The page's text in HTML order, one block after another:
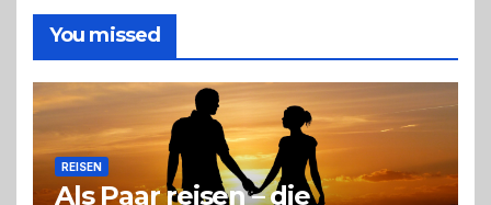
richtige
Entscheidung
You missed
REISEN
Als Paar reisen – die